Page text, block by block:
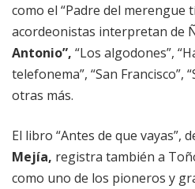
como el “Padre del merengue
acordeonistas interpretan de
Antonio”, “Los algodones”,
telefonema”, “San Francisco”,
otras más.
El libro “Antes de que vayas”,
Mejía, registra también a
como uno de los pioneros y